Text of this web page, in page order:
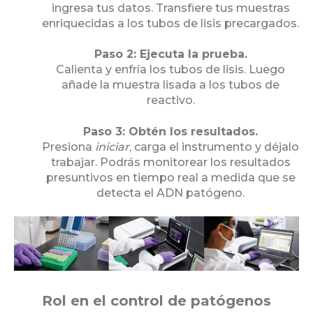
ingresa tus datos. Transfiere tus muestras
enriquecidas a los tubos de lisis precargados.
Paso 2: Ejecuta la prueba.
Calienta y enfría los tubos de lisis. Luego
añade la muestra lisada a los tubos de
reactivo.
Paso 3: Obtén los resultados.
Presiona iniciar, carga el instrumento y déjalo
trabajar. Podrás monitorear los resultados
presuntivos en tiempo real a medida que se
detecta el ADN patógeno.
Rol en el control de patógenos